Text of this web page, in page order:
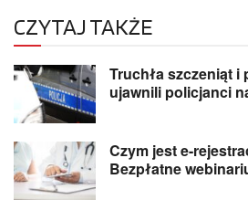
CZYTAJ TAKŻE
Truchła szczeniąt i
ujawnili policjanci
Czym jest e-
Bezpłatne